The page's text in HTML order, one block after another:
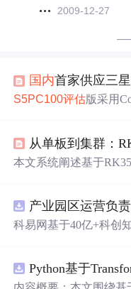
2009-12-27
国内首家供应三
S5PC100评估版采用
发。
本文系统阐述基于
以及YOLOv8在RKNN
效比、6 TOPS NPU算
科易网基于40亿+科创
新领域的AI+数智化解
智能化发展。